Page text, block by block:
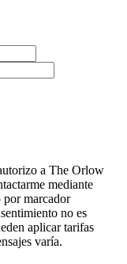
a The Orlow
mediante
por marcador
no es
aplicar tarifas
varía.